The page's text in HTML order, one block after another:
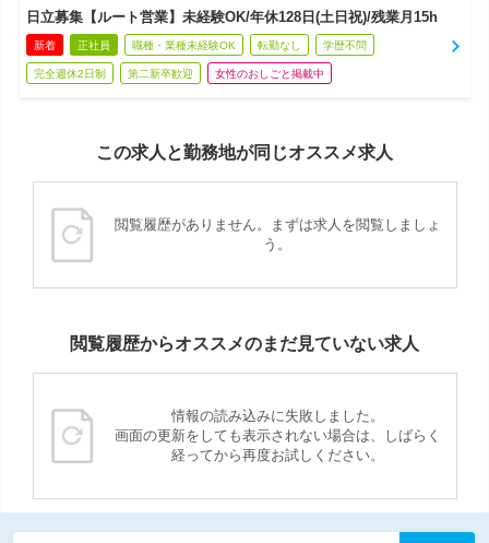
日立募集【ルート営業】未経験OK/年休128日(土日祝)/残業月15h
新着 正社員 職種・業種未経験OK 転勤なし 学歴不問
完全週休2日制 第二新卒歓迎 女性のおしごと掲載中
この求人と勤務地が同じオススメ求人
閲覧履歴がありません。まずは求人を閲覧しましょ
う。
閲覧履歴からオススメのまだ見ていない求人
情報の読み込みに失敗しました。
画面の更新をしても表示されない場合は、しばらく
経ってから再度お試しください。